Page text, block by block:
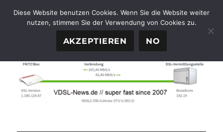
FTTH-News.de
Diese Website benutzen Cookies. Wenn Sie die Website weiter
nutzen, stimmen Sie der Verwendung von Cookies zu.
AKZEPTIEREN NO